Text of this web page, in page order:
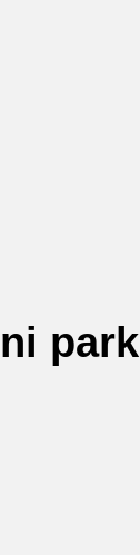
park